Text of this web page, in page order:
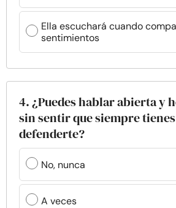
Ella escuchará cuando
sentimientos
4. ¿Puedes hablar abierta y
sin sentir que siempre
defenderte?
No, nunca
A veces